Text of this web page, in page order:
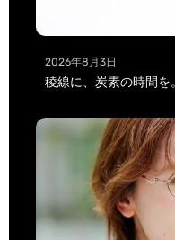
2026年8月3日
稜線に、炭素の時間